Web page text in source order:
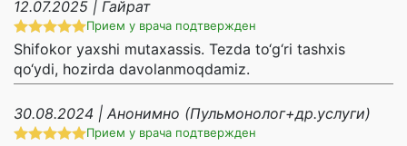
12.07.2025 | Гайрат
Прием у врача подтвержден
Shifokor yaxshi mutaxassis. Tezda to‘g‘ri tashxis
qo‘ydi, hozirda davolanmoqdamiz.
30.08.2024 | Анонимно (Пульмонолог+др.услуги)
Прием у врача подтвержден